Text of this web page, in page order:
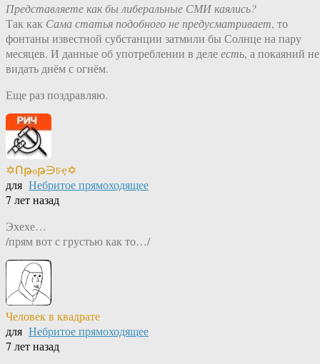
Представляете как бы либеральные СМИ каялись?
Так как Сама статья подобного не предусматривает, то
фонтаны известной субстанции затмили бы Солнце на пару
месяцев. И данные об употреблении в делеесть, а покаяний не
видать днём с огнём.
Еще раз поздравляю.
✡Ոթℴթ∋চҿ✡
для Небритое прямоходящее
7 лет назад
Эхехе…
/прям вот с грустью как то…/
Человек в квадрате
для Небритое прямоходящее
7 лет назад